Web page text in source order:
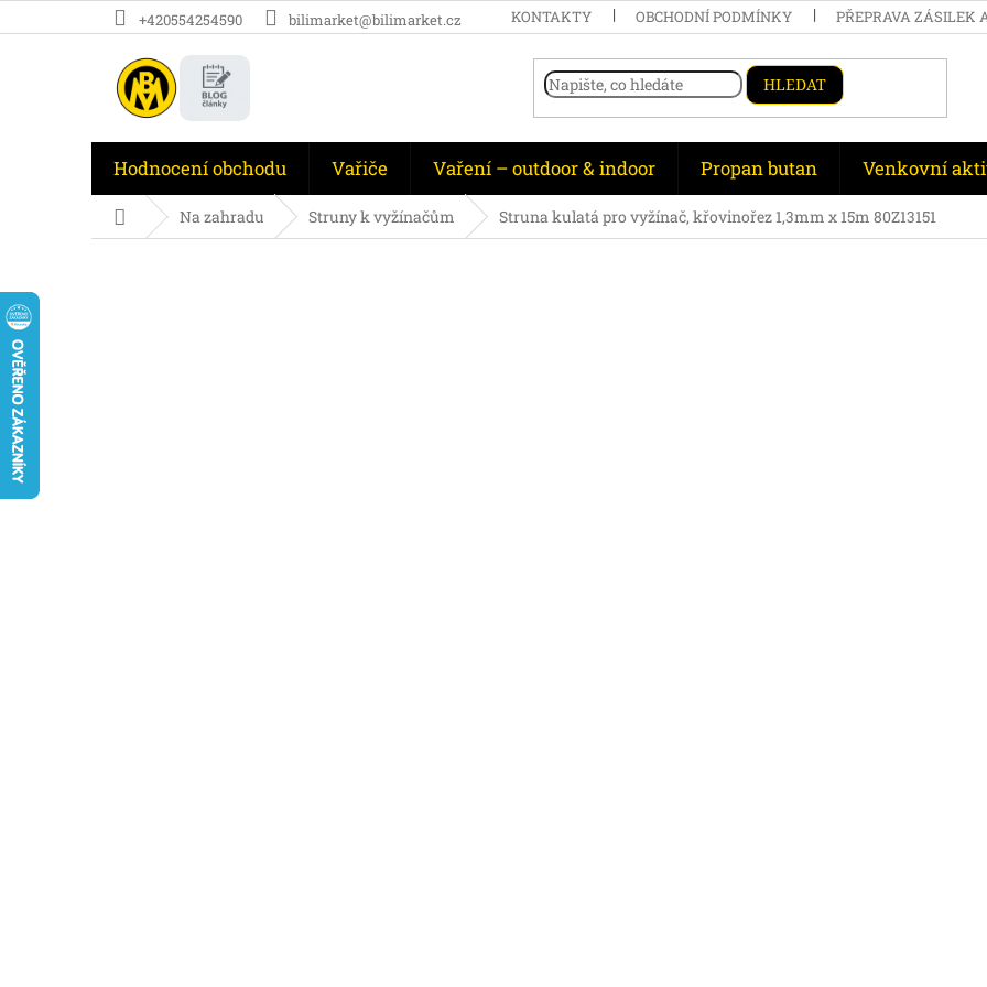
na
+420554254590 bilimarket@bilimarket.cz KONTAKTY OBCHODNÍ PODMÍNKY PŘEPRAVA ZÁSILEK A
HLEDAT
Hodnocení obchodu Vařiče Vaření – outdoor & indoor Propan butan Venkovní
Domů Na zahradu Struny k vyžínačům Struna kulatá pro vyžínač, křovinořez 1,3mm x 15m 80Z13151